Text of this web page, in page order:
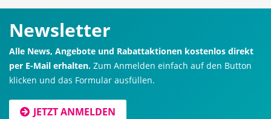
Newsletter
Alle News, Angebote und Rabattaktionen kostenlos direkt
per E-Mail erhalten. Zum Anmelden einfach auf den Button
klicken und das Formular ausfüllen.
JETZT ANMELDEN